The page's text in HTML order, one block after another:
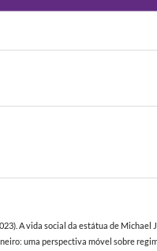
A vida social da estátua de Michael
uma perspectiva móvel sobre